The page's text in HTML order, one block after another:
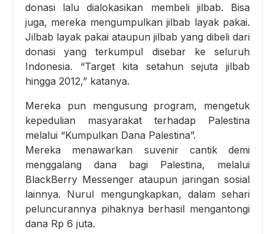
donasi lalu dialokasikan membeli jilbab. Bisa
juga, mereka mengumpulkan jilbab layak pakai.
Jilbab layak pakai ataupun jilbab yang dibeli dari
donasi yang terkumpul disebar ke seluruh
Indonesia. “Target kita setahun sejuta jilbab
hingga 2012,” katanya.
Mereka pun mengusung program, mengetuk
kepedulian masyarakat terhadap Palestina
melalui “Kumpulkan Dana Palestina”.
Mereka menawarkan suvenir cantik demi
menggalang dana bagi Palestina, melalui
BlackBerry Messenger ataupun jaringan sosial
lainnya. Nurul mengungkapkan, dalam sehari
peluncurannya pihaknya berhasil mengantongi
dana Rp 6 juta.